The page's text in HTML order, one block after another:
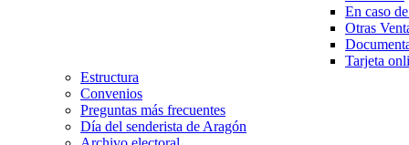
En caso
Otras
Tarjeta
Estructura
Convenios
Preguntas más frecuentes
Día del senderista de Aragón